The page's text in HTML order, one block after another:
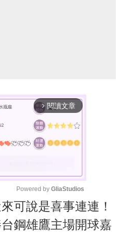
arrow_forward_ios 閱讀文章
M
t
Powered by GliaStudios
可說是喜事連連！
鋼雄鷹主場開球嘉